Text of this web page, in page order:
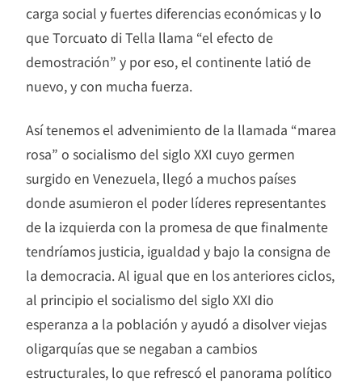
carga social y fuertes diferencias económicas y lo
que Torcuato di Tella llama “el efecto de
demostración” y por eso, el continente latió de
nuevo, y con mucha fuerza.
Así tenemos el advenimiento de la llamada “marea
rosa” o socialismo del siglo XXI cuyo germen
surgido en Venezuela, llegó a muchos países
donde asumieron el poder líderes representantes
de la izquierda con la promesa de que finalmente
tendríamos justicia, igualdad y bajo la consigna de
la democracia. Al igual que en los anteriores ciclos,
al principio el socialismo del siglo XXI dio
esperanza a la población y ayudó a disolver viejas
oligarquías que se negaban a cambios
estructurales, lo que refrescó el panorama político